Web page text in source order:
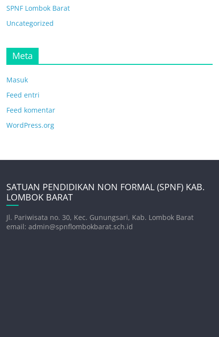
SPNF Lombok Barat
Uncategorized
Meta
Masuk
Feed entri
Feed komentar
WordPress.org
SATUAN PENDIDIKAN NON FORMAL (SPNF) KAB.
LOMBOK BARAT
Jl. Pariwisata no. 30, Kec. Gunungsari, Kab. Lombok Barat
email: admin@spnflombokbarat.sch.id